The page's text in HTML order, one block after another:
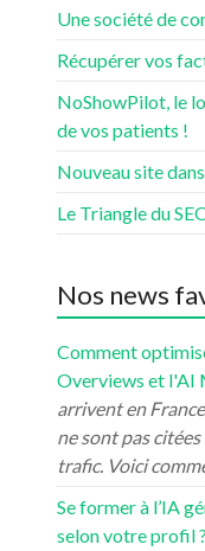
Une société de
Récupérer vos
NoShowPilot, le
de vos patients !
Nouveau site
Le Triangle du
Nos news
Comment
Overviews et l'AI
arrivent en
ne sont pas
trafic. Voici
Se former à l’IA
selon votre profil ?